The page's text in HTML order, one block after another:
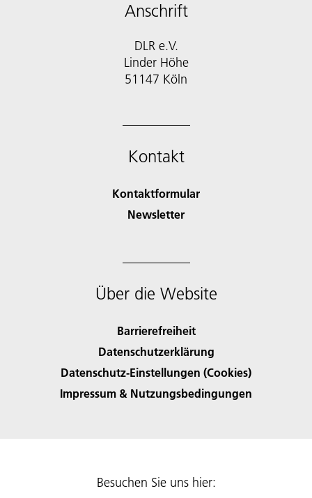
Anschrift
DLR e.V.
Linder Höhe
51147 Köln
Kontakt
Kontaktformular
Newsletter
Über die Website
Barrierefreiheit
Datenschutzerklärung
Datenschutz-Einstellungen (Cookies)
Impressum & Nutzungsbedingungen
Besuchen Sie uns hier: